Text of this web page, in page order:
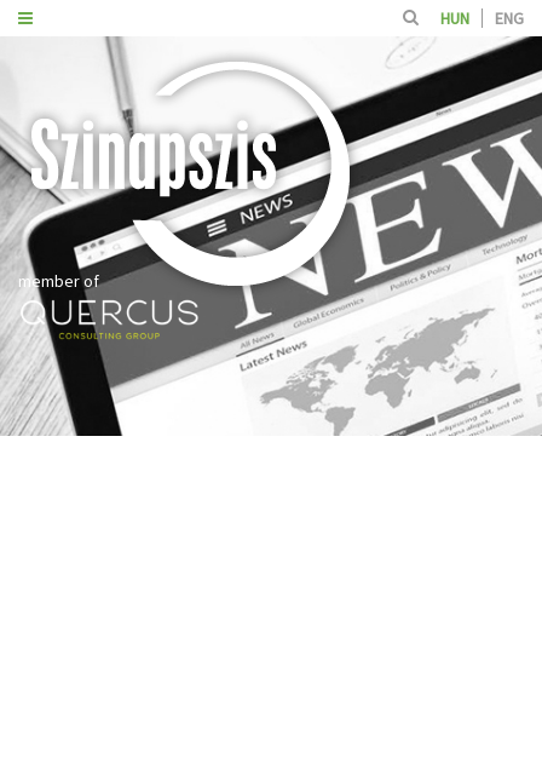
HUN ENG
member of